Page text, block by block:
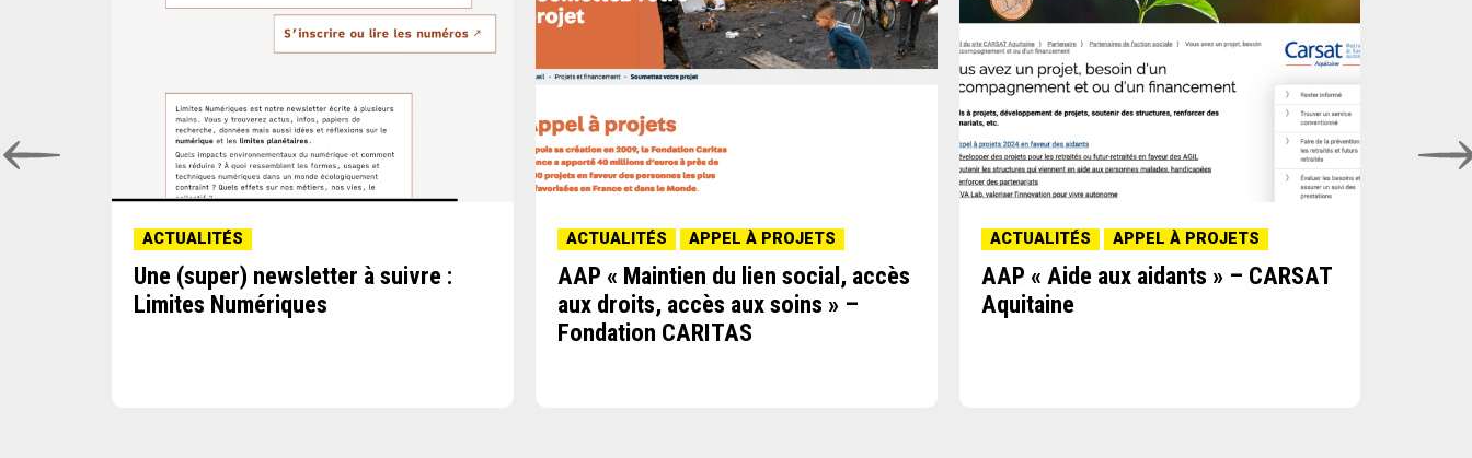
ACTUALITÉS
Une (super) newsletter à suivre :
Limites Numériques
ACTUALITÉS APPEL À PROJETS
AAP « Maintien du lien social, accès
aux droits, accès aux soins » –
Fondation CARITAS
ACTUALITÉS APPEL À PROJETS
AAP « Aide aux aidants » – CARSAT
Aquitaine